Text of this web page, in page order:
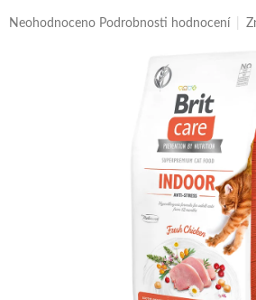
Průměrné
Neohodnoceno Podrobnosti hodnocení